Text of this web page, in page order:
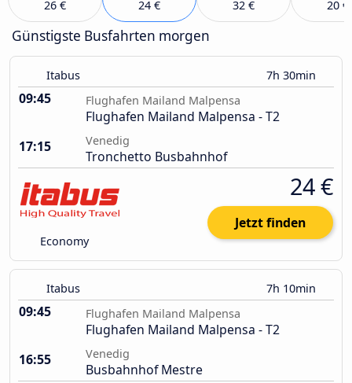
26 € 24 € 32 € 20 €
Günstigste Busfahrten morgen
Itabus 7h 30min
09:45 Flughafen Mailand Malpensa
Flughafen Mailand Malpensa - T2
17:15
Venedig
Tronchetto Busbahnhof
Economy
24 €
Jetzt finden
Itabus 7h 10min
09:45 Flughafen Mailand Malpensa
Flughafen Mailand Malpensa - T2
16:55
Venedig
Busbahnhof Mestre